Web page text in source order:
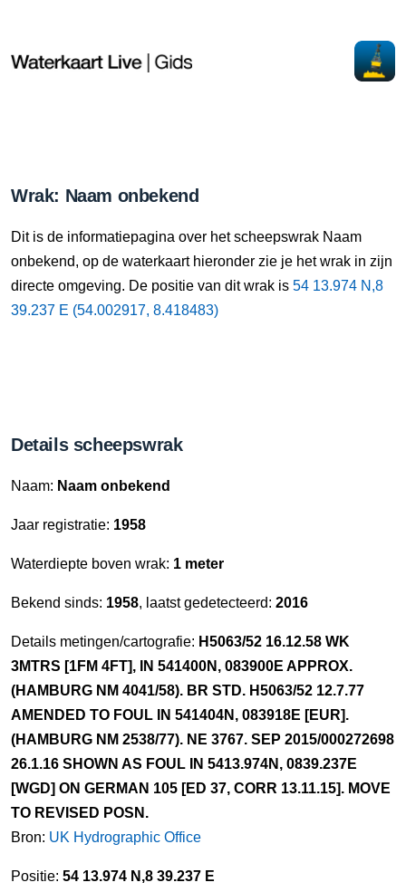
Wrak: Naam onbekend
Dit is de informatiepagina over het scheepswrak Naam
onbekend, op de waterkaart hieronder zie je het wrak in zijn
directe omgeving. De positie van dit wrak is 54 13.974 N,8
39.237 E (54.002917, 8.418483)
Details scheepswrak
Naam: Naam onbekend
Jaar registratie: 1958
Waterdiepte boven wrak: 1 meter
Bekend sinds: 1958, laatst gedetecteerd: 2016
Details metingen/cartografie: H5063/52 16.12.58 WK
3MTRS [1FM 4FT], IN 541400N, 083900E APPROX.
(HAMBURG NM 4041/58). BR STD. H5063/52 12.7.77
AMENDED TO FOUL IN 541404N, 083918E [EUR].
(HAMBURG NM 2538/77). NE 3767. SEP 2015/000272698
26.1.16 SHOWN AS FOUL IN 5413.974N, 0839.237E
[WGD] ON GERMAN 105 [ED 37, CORR 13.11.15]. MOVE
TO REVISED POSN.
Bron: UK Hydrographic Office
Positie: 54 13.974 N,8 39.237 E